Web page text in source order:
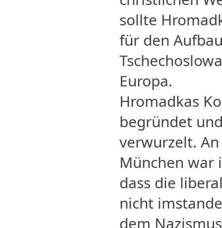
sollte
für den
Europa.
Hromadkas
begründet
verwurzelt.
München war
dass die
nicht
dem